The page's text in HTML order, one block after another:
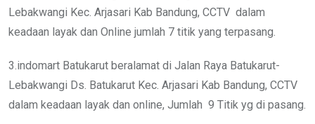
Lebakwangi Kec. Arjasari Kab Bandung, CCTV dalam
keadaan layak dan Online jumlah 7 titik yang terpasang.
3.indomart Batukarut beralamat di Jalan Raya Batukarut-
Lebakwangi Ds. Batukarut Kec. Arjasari Kab Bandung, CCTV
dalam keadaan layak dan online, Jumlah 9 Titik yg di pasang.